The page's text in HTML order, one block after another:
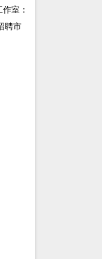
室：
聘市